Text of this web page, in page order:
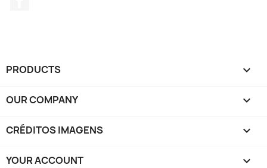
PRODUCTS 
OUR COMPANY 
CRÉDITOS IMAGENS 
YOUR ACCOUNT 